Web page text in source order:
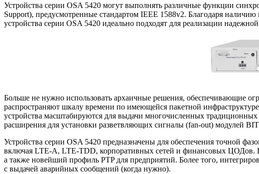
Устройства серии OSA 5420 могут выполнять различные функции
Support), предусмотренные стандартом IEEE 1588v2. Благодаря
устройства серии OSA 5420 идеально подходят для реализации
Больше не нужно использовать архаичные решения, обеспечивающие
распространяют шкалу времени по имеющейся пакетной
устройства масштабируются для выдачи многочисленных
расширения для установки разветвляющих сигналы (fan-out) модулей
Устройства серии OSA 5420 предназначены для обеспечения точной
включая LTE-A, LTE-TDD, корпоративных сетей и финансовых ЦОДов.
а также новейший профиль PTP для предприятий. Более того,
с выдачей аварийных сообщений (когда нужно).